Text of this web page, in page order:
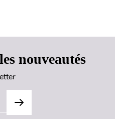
nouveautés